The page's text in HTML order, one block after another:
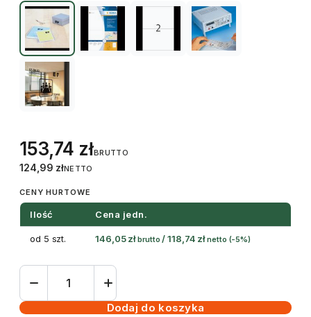
153,74 złBRUTTO
124,99 złNETTO
CENY HURTOWE
Ilość Cena jedn.
od 5 szt. 146,05zł brutto /118,74 zł netto (-5%)
ilość
samoprzylepneDodaj do koszyka